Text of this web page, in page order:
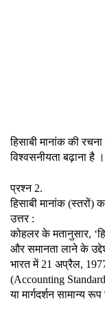
हिसाबी मानांक की
विश्वसनीयता बढ़ाना है ।
प्रश्न 2.
हिसाबी मानांक
उत्तर :
कोहलर के मतानुसार,
और समानता लाने के
भारत में 21 अप्रैल,
(Accounting
या मार्गदर्शन सामान्य